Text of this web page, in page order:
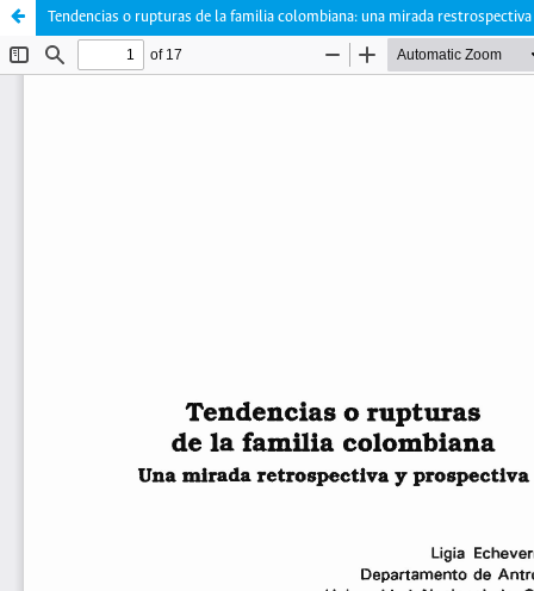
Tendencias o rupturas de la familia colombiana: una mirada